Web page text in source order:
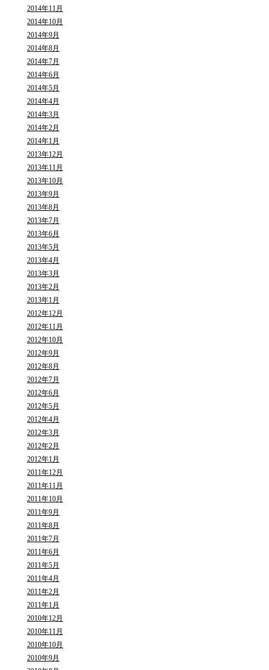
2014年11月
2014年10月
2014年9月
2014年8月
2014年7月
2014年6月
2014年5月
2014年4月
2014年3月
2014年2月
2014年1月
2013年12月
2013年11月
2013年10月
2013年9月
2013年8月
2013年7月
2013年6月
2013年5月
2013年4月
2013年3月
2013年2月
2013年1月
2012年12月
2012年11月
2012年10月
2012年9月
2012年8月
2012年7月
2012年6月
2012年5月
2012年4月
2012年3月
2012年2月
2012年1月
2011年12月
2011年11月
2011年10月
2011年9月
2011年8月
2011年7月
2011年6月
2011年5月
2011年4月
2011年2月
2011年1月
2010年12月
2010年11月
2010年10月
2010年9月